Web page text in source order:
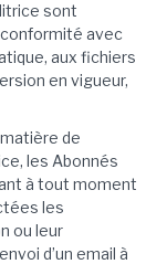
sont
avec
aux fichiers
en vigueur,
de
les Abonnés
à tout moment
les
ou leur
d’un email à